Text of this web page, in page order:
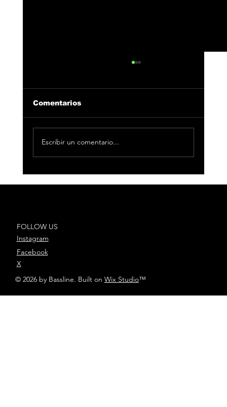
Comentarios
Escribir un comentario...
FOLLOW US
Instagram
Facebook
X
© 2026 by Bassline. Built on Wix Studio™